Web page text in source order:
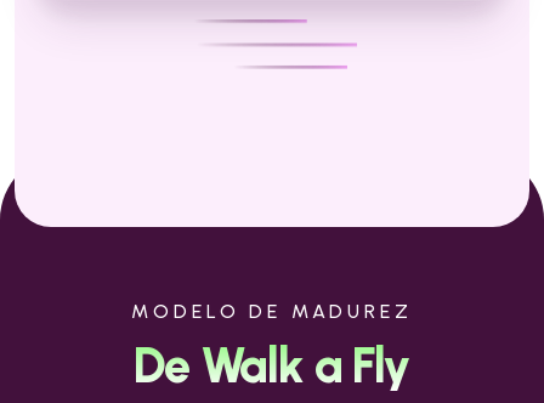
MODELO DE MADUREZ
De Walk a Fly